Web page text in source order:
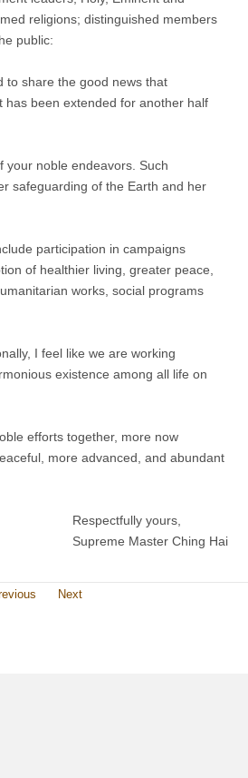
religions; distinguished members
public:
to share the good news that
been extended for another half
your noble endeavors. Such
safeguarding of the Earth and her
participation in campaigns
of healthier living, greater peace,
works, social programs
I feel like we are working
existence among all life on
efforts together, more now
more advanced, and abundant
Respectfully yours,
Supreme Master Ching Hai
Next